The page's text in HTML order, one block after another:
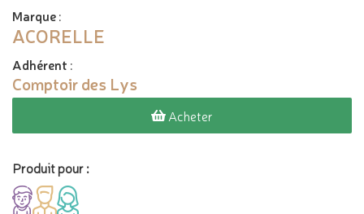
Marque:
ACORELLE
Adhérent :
Comptoir des Lys
Acheter
Produit pour :